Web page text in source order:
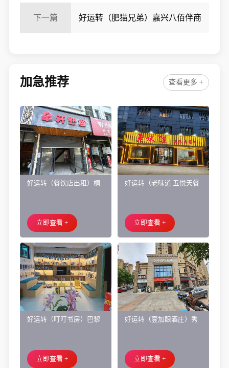
210㎡两间门面上下两层旺铺转让、
下一篇 好运转（肥猫兄弟）嘉兴八佰伴商
加急推荐 查看更多 +
好运转（餐饮店出租）桐
面旺铺出租
立即查看 +
好运转（老味道.五悦天餐
让、主要房租低
立即查看 +
好运转（叮叮书房）巴黎
培训班带生源转让
立即查看 +
好运转（壹加酿酒庄）秀
庄、空店铺转让
立即查看 +